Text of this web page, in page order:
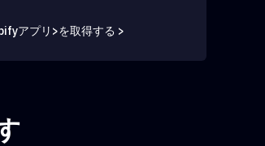
アプリ>を取得する >